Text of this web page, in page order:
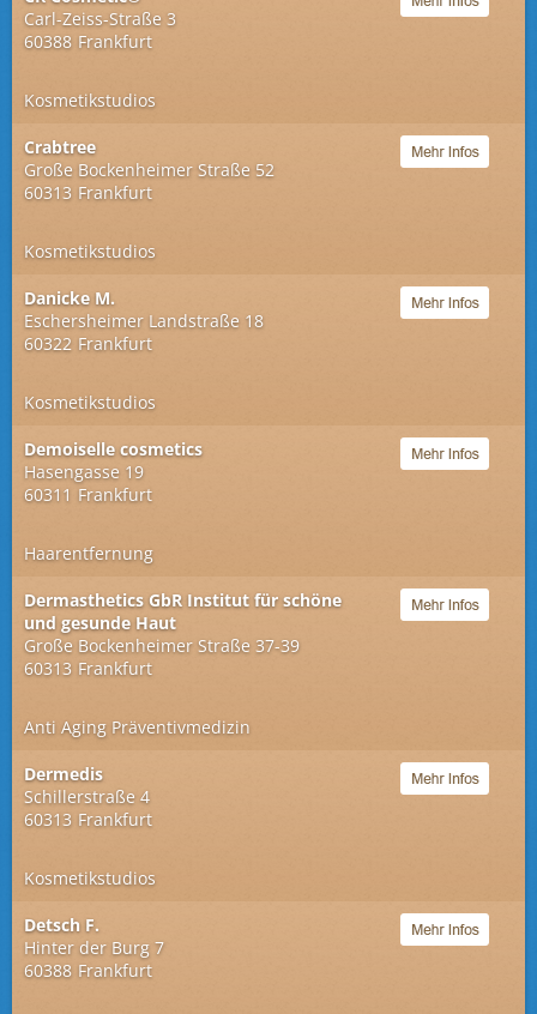
Carl-Zeiss-Straße 3
60388 Frankfurt
Kosmetikstudios
Crabtree
Große Bockenheimer Straße 52
60313 Frankfurt
Kosmetikstudios
Danicke M.
Eschersheimer Landstraße 18
60322 Frankfurt
Kosmetikstudios
Demoiselle cosmetics
Hasengasse 19
60311 Frankfurt
Haarentfernung
Dermasthetics GbR Institut für schöne
und gesunde Haut
Große Bockenheimer Straße 37-39
60313 Frankfurt
Anti Aging Präventivmedizin
Dermedis
Schillerstraße 4
60313 Frankfurt
Kosmetikstudios
Detsch F.
Hinter der Burg 7
60388 Frankfurt